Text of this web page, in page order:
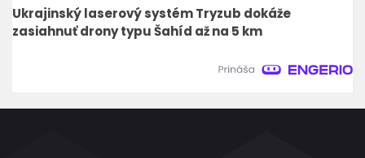
Ukrajinský laserový systém Tryzub dokáže
zasiahnuť drony typu Šahíd až na 5 km